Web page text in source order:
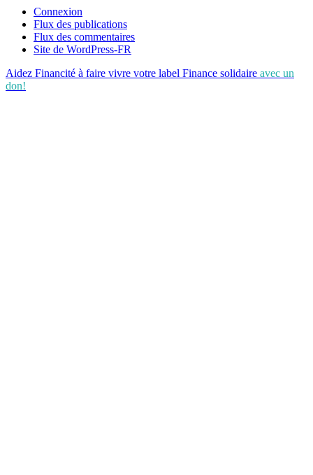
Connexion
Flux des publications
Flux des commentaires
Site de WordPress-FR
Aidez Financité à faire vivre votre label Finance solidaire avec un
don!